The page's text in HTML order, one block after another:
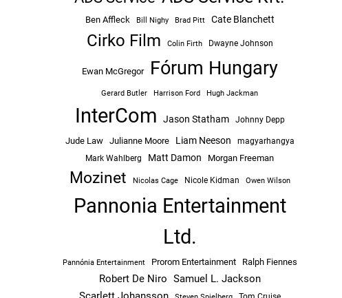
Ben Affleck Bill Nighy Brad Pitt Cate Blanchett
Cirko Film Colin Firth Dwayne Johnson
Ewan McGregor Fórum Hungary
Gerard Butler Harrison Ford Hugh Jackman
InterCom Jason Statham Johnny Depp
Jude Law Julianne Moore Liam Neeson
magyarhangya
Mark Wahlberg
Matt Damon Morgan Freeman
Mozinet Nicolas Cage Nicole Kidman Owen Wilson
Pannonia Entertainment
Ltd.
Pannónia Entertainment Prorom Entertainment Ralph Fiennes
Robert De Niro Samuel L. Jackson